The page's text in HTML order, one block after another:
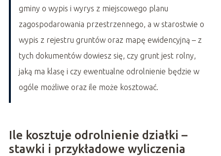
gminy o wypis i wyrys z miejscowego planu
zagospodarowania przestrzennego, a w starostwie o
wypis z rejestru gruntów oraz mapę ewidencyjną – z
tych dokumentów dowiesz się, czy grunt jest rolny,
jaką ma klasę i czy ewentualne odrolnienie będzie w
ogóle możliwe oraz ile może kosztować.
Ile kosztuje odrolnienie działki –
stawki i przykładowe wyliczenia